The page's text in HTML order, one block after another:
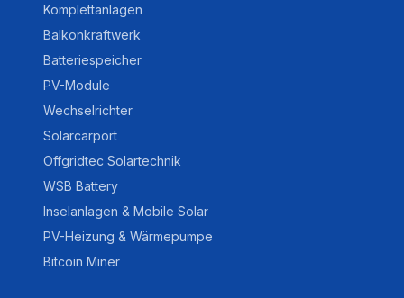
Komplettanlagen
Balkonkraftwerk
Batteriespeicher
PV-Module
Wechselrichter
Solarcarport
Offgridtec Solartechnik
WSB Battery
Inselanlagen & Mobile Solar
PV-Heizung & Wärmepumpe
Bitcoin Miner